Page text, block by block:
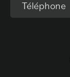
Téléphone